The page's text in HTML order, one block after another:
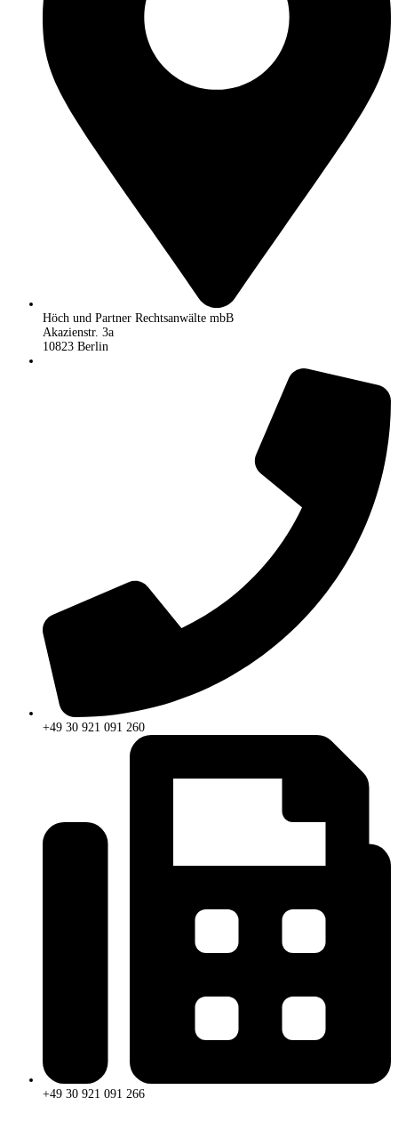
Höch und Partner Rechtsanwälte mbB
Akazienstr. 3a
10823 Berlin
+49 30 921 091 260
+49 30 921 091 266